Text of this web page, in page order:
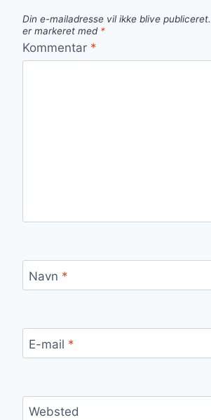
Din e-mailadresse vil ikke blive publiceret.
er markeret med *
Kommentar *
Navn *
E-mail *
Websted